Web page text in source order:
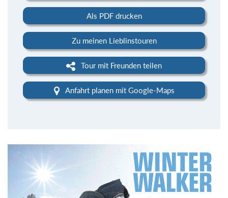
Als PDF drucken
Zu meinen Lieblinstouren
Tour mit Freunden teilen
Anfahrt planen mit Google-Maps